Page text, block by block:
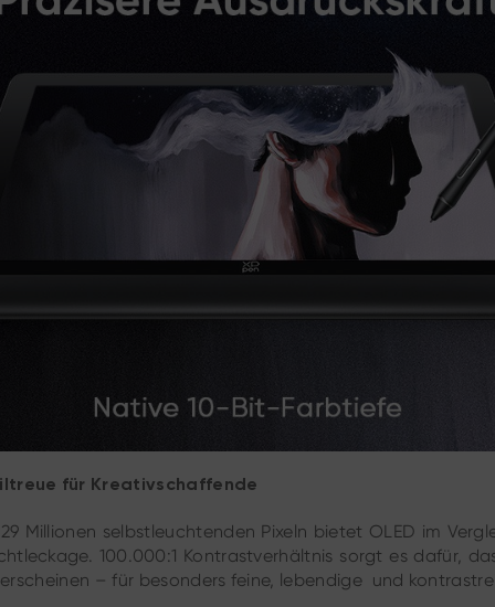
für Kreativschaffende
Millionen selbstleuchtenden Pixeln bietet OLED im
100.000:1 Kontrastverhältnis sorgt es dafür,
– für besonders feine, lebendige und